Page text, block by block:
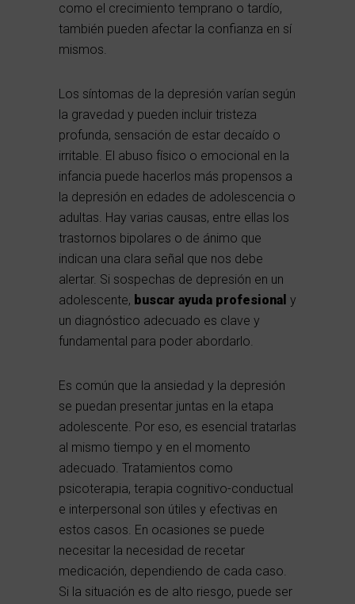
como el crecimiento temprano o tardío,
también pueden afectar la confianza en sí
mismos.
Los síntomas de la depresión varían según
la gravedad y pueden incluir tristeza
profunda, sensación de estar decaído o
irritable. El abuso físico o emocional en la
infancia puede hacerlos más propensos a
la depresión en edades de adolescencia o
adultas. Hay varias causas, entre ellas los
trastornos bipolares o de ánimo que
indican una clara señal que nos debe
alertar. Si sospechas de depresión en un
adolescente, buscar ayuda profesional y
un diagnóstico adecuado es clave y
fundamental para poder abordarlo.
Es común que la ansiedad y la depresión
se puedan presentar juntas en la etapa
adolescente. Por eso, es esencial tratarlas
al mismo tiempo y en el momento
adecuado. Tratamientos como
psicoterapia, terapia cognitivo-conductual
e interpersonal son útiles y efectivas en
estos casos. En ocasiones se puede
necesitar la necesidad de recetar
medicación, dependiendo de cada caso.
Si la situación es de alto riesgo, puede ser